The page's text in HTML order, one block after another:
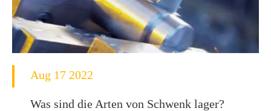
Aug 17 2022
Was sind die Arten von Schwenk lager?